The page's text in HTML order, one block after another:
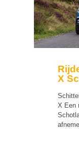
X
X Een